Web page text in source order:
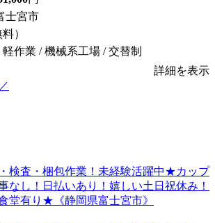
士宮市
）
作業 / 機械系工場 / 交替制
詳細を表示